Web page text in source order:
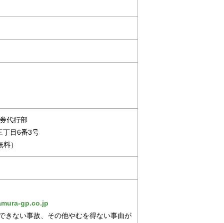
代行部
丁目6番3号
）
gp.co.jp
きない事故、その他やむを得ない事由が